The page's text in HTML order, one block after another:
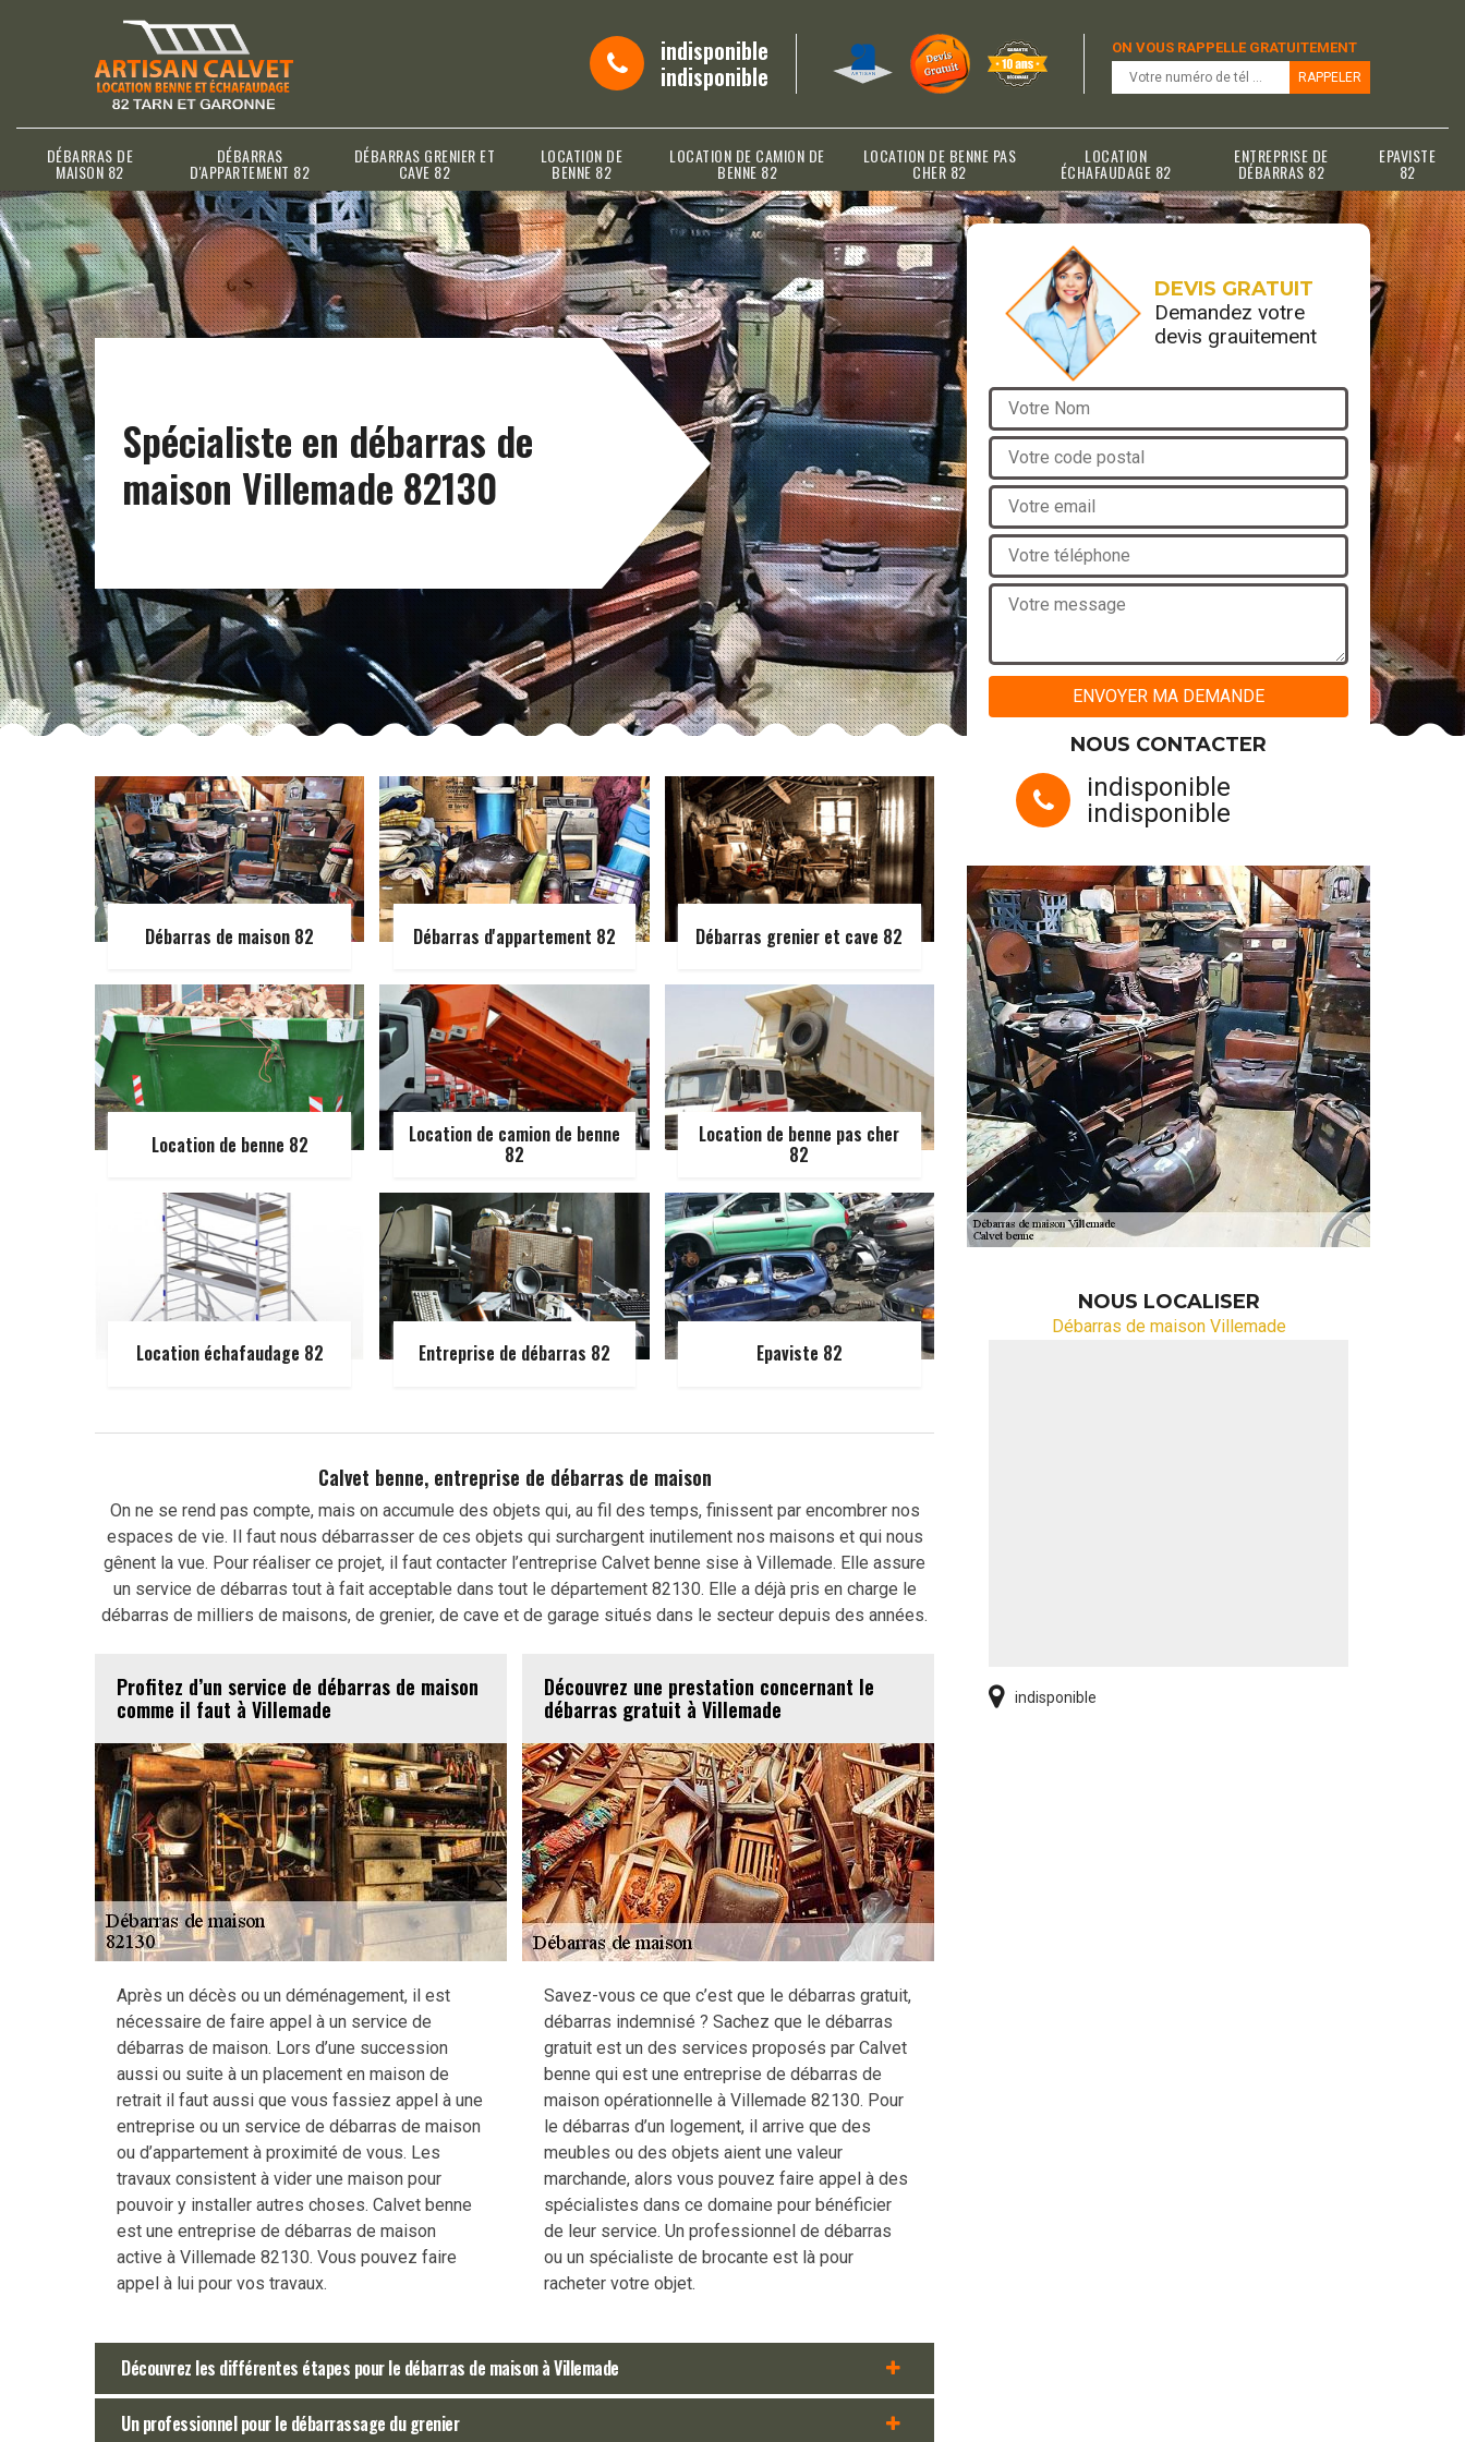
indisponible
indisponible
ON VOUS RAPPELLE GRATUITEMENT
DÉBARRAS DE
MAISON 82
DÉBARRAS
D'APPARTEMENT 82
DÉBARRAS GRENIER ET
CAVE 82
LOCATION DE
BENNE 82
LOCATION DE CAMION DE
BENNE 82
LOCATION DE BENNE PAS
CHER 82
LOCATION
ÉCHAFAUDAGE 82
ENTREPRISE DE
DÉBARRAS 82
EPAVISTE
82
Spécialiste en débarras de
maison Villemade 82130
Débarras de maison 82 Débarras d'appartement 82 Débarras grenier et cave 82
Location de benne 82 Location de camion de benne
82
Location de benne pas cher
82
Location échafaudage 82 Entreprise de débarras 82 Epaviste 82
Calvet benne, entreprise de débarras de maison
On ne se rend pas compte, mais on accumule des objets qui, au fil des temps, finissent par encombrer nos
espaces de vie. Il faut nous débarrasser de ces objets qui surchargent inutilement nos maisons et qui nous
gênent la vue. Pour réaliser ce projet, il faut contacter l’entreprise Calvet benne sise à Villemade. Elle assure
un service de débarras tout à fait acceptable dans tout le département 82130. Elle a déjà pris en charge le
débarras de milliers de maisons, de grenier, de cave et de garage situés dans le secteur depuis des années.
Profitez d’un service de débarras de maison
comme il faut à Villemade
Après un décès ou un déménagement, il est
nécessaire de faire appel à un service de
débarras de maison. Lors d’une succession
aussi ou suite à un placement en maison de
retrait il faut aussi que vous fassiez appel à une
entreprise ou un service de débarras de maison
ou d’appartement à proximité de vous. Les
travaux consistent à vider une maison pour
pouvoir y installer autres choses. Calvet benne
est une entreprise de débarras de maison
active à Villemade 82130. Vous pouvez faire
appel à lui pour vos travaux.
Découvrez une prestation concernant le
débarras gratuit à Villemade
Savez-vous ce que c’est que le débarras gratuit,
débarras indemnisé ? Sachez que le débarras
gratuit est un des services proposés par Calvet
benne qui est une entreprise de débarras de
maison opérationnelle à Villemade 82130. Pour
le débarras d’un logement, il arrive que des
meubles ou des objets aient une valeur
marchande, alors vous pouvez faire appel à des
spécialistes dans ce domaine pour bénéficier
de leur service. Un professionnel de débarras
ou un spécialiste de brocante est là pour
racheter votre objet.
Découvrez les différentes étapes pour le débarras de maison à Villemade
Un professionnel pour le débarrassage du grenier
DEVIS GRATUIT
Demandez votre
devis grauitement
NOUS CONTACTER
indisponible
indisponible
NOUS LOCALISER
Débarras de maison Villemade
indisponible